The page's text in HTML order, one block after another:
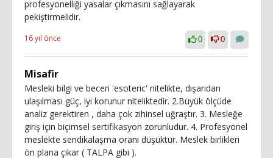
profesyonelliği yasalar çıkmasını sağlayarak
pekiştirmelidir.
16 yıl önce 0 0
Misafir
Mesleki bilgi ve beceri 'esoteric' nitelikte, dışarıdan
ulaşılması güç, iyi korunur niteliktedir. 2.Büyük ölçüde
analiz gerektiren , daha çok zihinsel uğraştır. 3. Mesleğe
giriş için biçimsel sertifikasyon zorunludur. 4. Profesyonel
meslekte sendikalaşma oranı düşüktür. Meslek birlikleri
ön plana çıkar ( TALPA gibi ).